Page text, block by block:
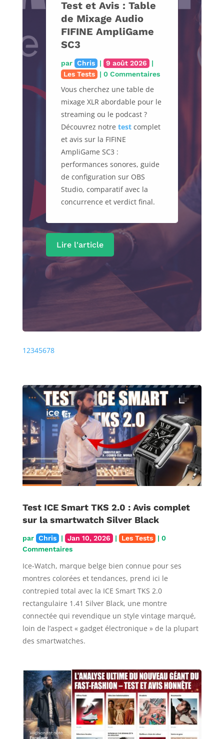
Le guide complet de
Site Creator
d’Infomaniak : Créer
un site
professionnel sans
coder
par Chris | 28 juillet 2026
Blog | 0 Commentaires
Découvrez notre guide
complet et avis sur Site
Creator d’Infomaniak
Fonctionnalités no-code,
tarifs, module e-commerce
sans commission, assistant IA
Euria et SEO : tout ce qu’il faut
savoir pour créer votre site
12345678
Test ICE Smart TKS 2.0 : Avis complet
sur la smartwatch Silver Black
par Chris | Jan 10, 2026 | Les Tests | 0
Commentaires
Ice-Watch, marque belge bien connue pour ses
montres colorées et tendances, prend ici le
contrepied total avec la ICE Smart TKS 2.0
rectangulaire 1.41 Silver Black, une montre
connectée qui revendique un style vintage marqué,
loin de l’aspect « gadget électronique » de la plupart
des smartwatches.